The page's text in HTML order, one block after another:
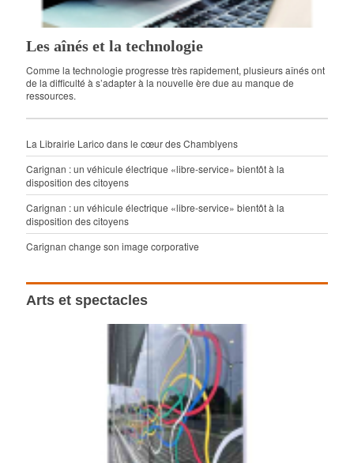
Les aînés et la technologie
Comme la technologie progresse très rapidement, plusieurs aînés ont
de la difficulté à s’adapter à la nouvelle ère due au manque de
ressources.
La Librairie Larico dans le cœur des Chamblyens
Carignan : un véhicule électrique «libre-service» bientôt à la
disposition des citoyens
Carignan : un véhicule électrique «libre-service» bientôt à la
disposition des citoyens
Carignan change son image corporative
Arts et spectacles